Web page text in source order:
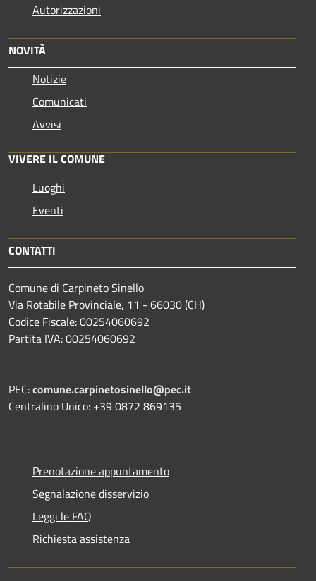
Autorizzazioni
NOVITÀ
Notizie
Comunicati
Avvisi
VIVERE IL COMUNE
Luoghi
Eventi
CONTATTI
Comune di Carpineto Sinello
Via Rotabile Provinciale, 11 - 66030 (CH)
Codice Fiscale: 00254060692
Partita IVA: 00254060692
PEC:comune.carpinetosinello@pec.it
Centralino Unico: +39 0872 869135
Prenotazione appuntamento
Segnalazione disservizio
Leggi le FAQ
Richiesta assistenza